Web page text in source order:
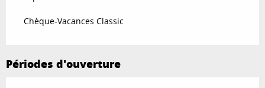
Chèque-Vacances Classic
Périodes d'ouverture